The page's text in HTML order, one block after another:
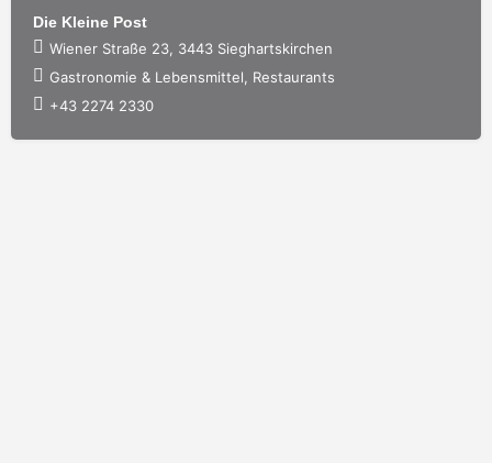
Die Kleine Post
Wiener Straße 23, 3443 Sieghartskirchen
Gastronomie & Lebensmittel, Restaurants
+43 2274 2330